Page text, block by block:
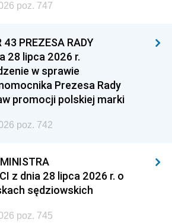
poz. 747
PREZESA RADY
28 lipca 2026 r.
w sprawie
Prezesa Rady
promocji polskiej marki
poz. 742
z dnia 28 lipca 2026 r. o
sędziowskich
poz. 745